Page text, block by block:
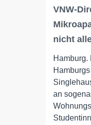
VNW-
nicht
Hamburg.
an